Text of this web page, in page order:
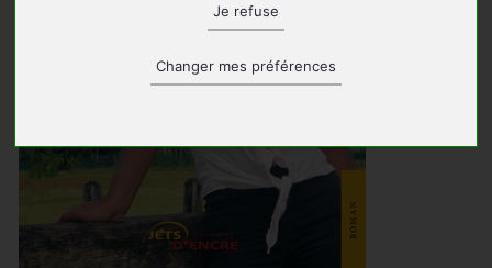
Je refuse
Changer mes préférences